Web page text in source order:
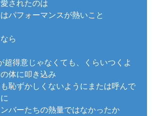
されたのは
パフォーマンスが熱いこと
ら
超得意じゃなくても、くらいつくよ
体に叩き込み
恥ずかしくないようにまたは呼んで
バーたちの熱量ではなかったか